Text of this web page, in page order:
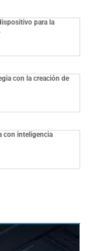
para la
con la creación de
con inteligencia